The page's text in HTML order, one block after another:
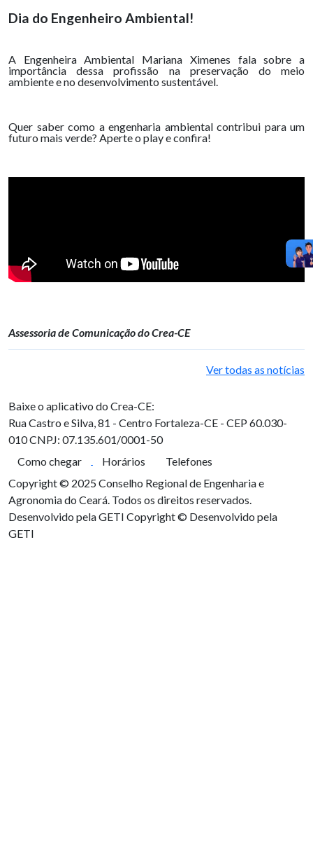
Dia do Engenheiro Ambiental!
A Engenheira Ambiental Mariana Ximenes fala sobre a
importância dessa profissão na preservação do meio
ambiente e no desenvolvimento sustentável.
Quer saber como a engenharia ambiental contribui para um
futuro mais verde? Aperte o play e confira!
Assessoria de Comunicação do Crea-CE
Ver todas as notícias
Baixe o aplicativo do Crea-CE:
Rua Castro e Silva, 81 - Centro Fortaleza-CE - CEP 60.030-
010CNPJ: 07.135.601/0001-50
Como chegar
Horários
Telefones
Copyright © 2025 Conselho Regional de Engenharia e
Agronomia do Ceará. Todos os direitos reservados.
Desenvolvido pela GETI Copyright © Desenvolvido pela
GETI